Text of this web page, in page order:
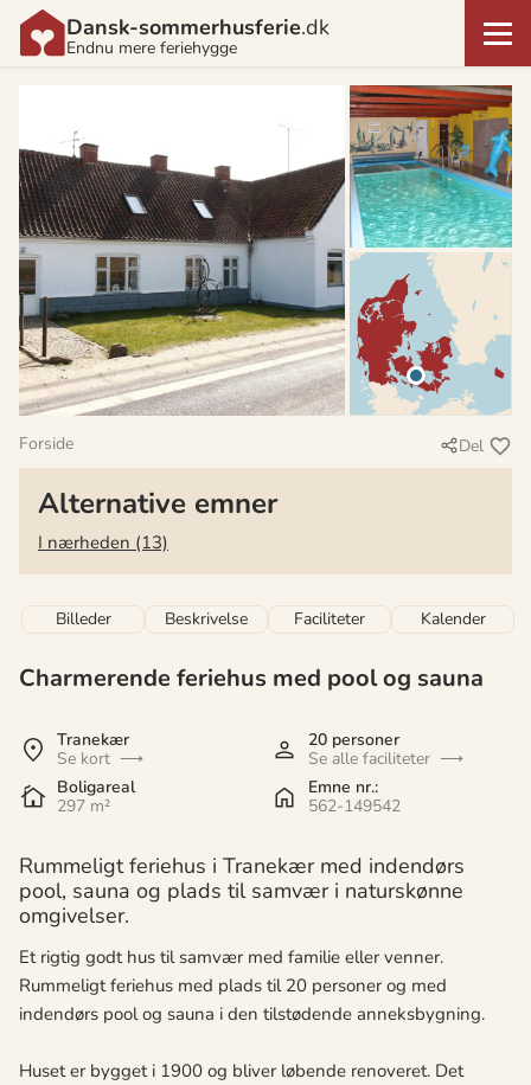
Dansk-sommerhusferie.dk
Endnu mere feriehygge
Forside Del
Alternative emner
I nærheden (13)
Billeder Beskrivelse Faciliteter Kalender
Charmerende feriehus med pool og sauna
Tranekær
Se kort
20 personer
Se alle faciliteter
Boligareal
297 m²
Emne nr.:
562-149542
Rummeligt feriehus i Tranekær med indendørs
pool, sauna og plads til samvær i naturskønne
omgivelser.
Et rigtig godt hus til samvær med familie eller venner.
Rummeligt feriehus med plads til 20 personer og med
indendørs pool og sauna i den tilstødende anneksbygning.
Huset er bygget i 1900 og bliver løbende renoveret. Det